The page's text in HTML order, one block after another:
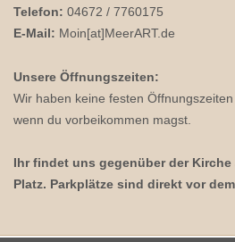
Telefon: 04672 / 7760175
E-Mail: Moin[at]MeerART.de
Unsere Öffnungszeiten:
Wir haben keine festen
wenn du vorbeikommen magst.
Ihr findet uns gegenüber der Kirche
Platz. Parkplätze sind direkt vor